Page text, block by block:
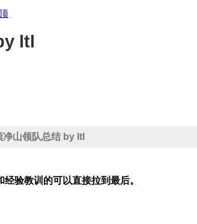
ltl
山领队总结 by ltl
验教训的可以直接拉到最后。